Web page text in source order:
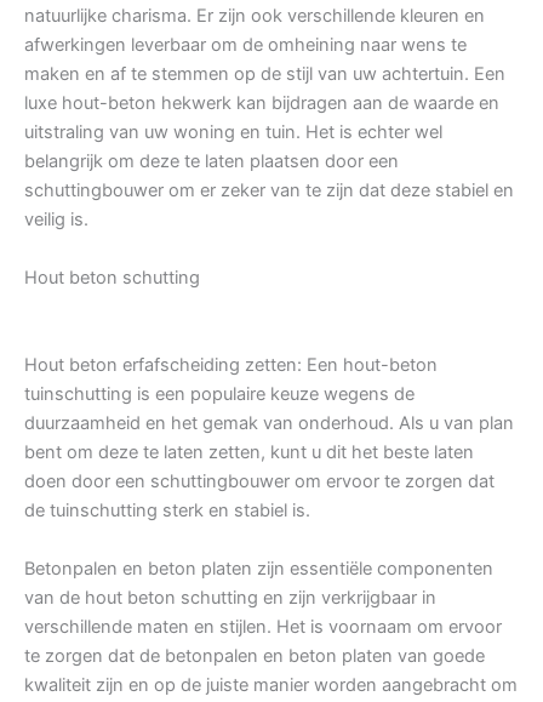
natuurlijke charisma. Er zijn ook verschillende kleuren en
afwerkingen leverbaar om de omheining naar wens te
maken en af te stemmen op de stijl van uw achtertuin. Een
luxe hout-beton hekwerk kan bijdragen aan de waarde en
uitstraling van uw woning en tuin. Het is echter wel
belangrijk om deze te laten plaatsen door een
schuttingbouwer om er zeker van te zijn dat deze stabiel en
veilig is.
Hout beton schutting
Hout beton erfafscheiding zetten: Een hout-beton
tuinschutting is een populaire keuze wegens de
duurzaamheid en het gemak van onderhoud. Als u van plan
bent om deze te laten zetten, kunt u dit het beste laten
doen door een schuttingbouwer om ervoor te zorgen dat
de tuinschutting sterk en stabiel is.
Betonpalen en beton platen zijn essentiële componenten
van de hout beton schutting en zijn verkrijgbaar in
verschillende maten en stijlen. Het is voornaam om ervoor
te zorgen dat de betonpalen en beton platen van goede
kwaliteit zijn en op de juiste manier worden aangebracht om